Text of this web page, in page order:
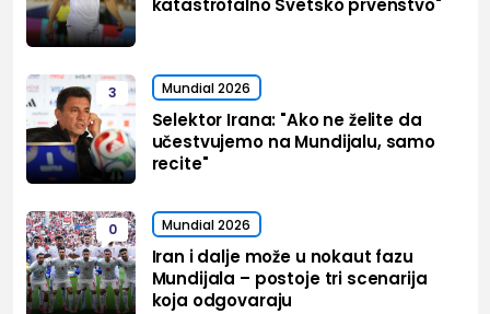
katastrofalno Svetsko prvenstvo"
3 Mundial 2026
Selektor Irana: "Ako ne želite da
učestvujemo na Mundijalu, samo
recite"
0 Mundial 2026
Iran i dalje može u nokaut fazu
Mundijala – postoje tri scenarija
koja odgovaraju